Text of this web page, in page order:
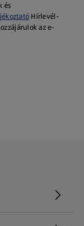
és
Hírlevél-
az e-